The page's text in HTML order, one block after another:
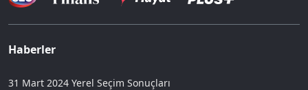
Haberler
31 Mart 2024 Yerel Seçim Sonuçları